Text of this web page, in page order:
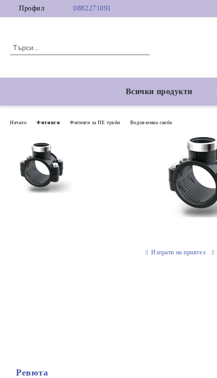
Профил 0882271091
Всички продукти
Начало Фитинги Фитинги за ПЕ тръби Водовземна скоба
Изпрати на приятел
Ревюта